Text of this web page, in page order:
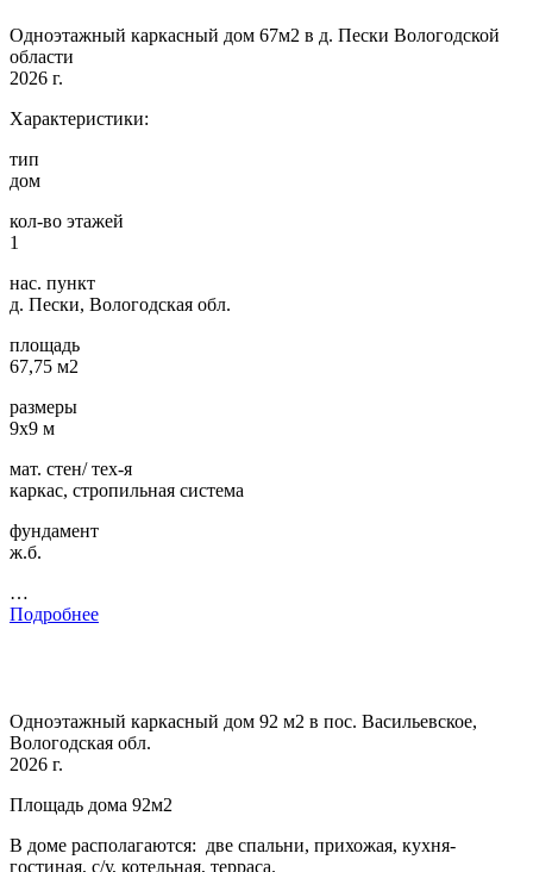
Одноэтажный каркасный дом 67м2 в д. Пески Вологодской
области
2026 г.
Характеристики:
тип
дом
кол-во этажей
1
нас. пункт
д. Пески, Вологодская обл.
площадь
67,75 м2
размеры
9х9 м
мат. стен/ тех-я
каркас, стропильная система
фундамент
ж.б.
…
Подробнее
Одноэтажный каркасный дом 92 м2 в пос. Васильевское,
Вологодская обл.
2026 г.
Площадь дома 92м2
В доме располагаются: две спальни, прихожая, кухня-
гостиная, с/у, котельная, терраса.